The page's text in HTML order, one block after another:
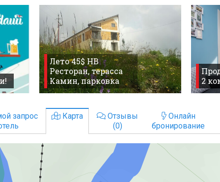
Лето 45$ HB
Ресторан, терасса
Камин, парковка
2
запрос
Карта
Отзывы
(0)
Онлайн
бронирование